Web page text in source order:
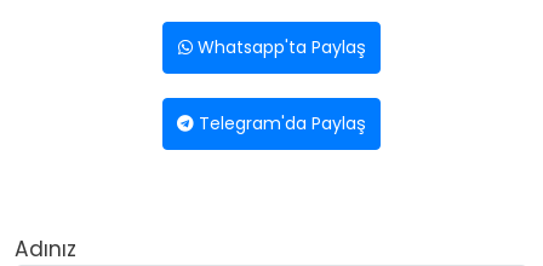
Whatsapp'ta Paylaş
Telegram'da Paylaş
Adınız